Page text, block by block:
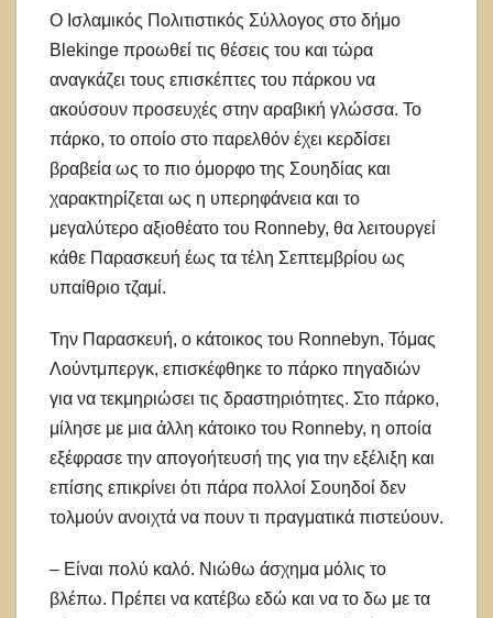
Ο Ισλαμικός Πολιτιστικός Σύλλογος στο δήμο
Blekinge προωθεί τις θέσεις του και τώρα
αναγκάζει τους επισκέπτες του πάρκου να
ακούσουν προσευχές στην αραβική γλώσσα. Το
πάρκο, το οποίο στο παρελθόν έχει κερδίσει
βραβεία ως το πιο όμορφο της Σουηδίας και
χαρακτηρίζεται ως η υπερηφάνεια και το
μεγαλύτερο αξιοθέατο του Ronneby, θα λειτουργεί
κάθε Παρασκευή έως τα τέλη Σεπτεμβρίου ως
υπαίθριο τζαμί.
Την Παρασκευή, ο κάτοικος του Ronnebyn, Τόμας
Λούντμπεργκ, επισκέφθηκε το πάρκο πηγαδιών
για να τεκμηριώσει τις δραστηριότητες. Στο πάρκο,
μίλησε με μια άλλη κάτοικο του Ronneby, η οποία
εξέφρασε την απογοήτευσή της για την εξέλιξη και
επίσης επικρίνει ότι πάρα πολλοί Σουηδοί δεν
τολμούν ανοιχτά να πουν τι πραγματικά πιστεύουν.
– Είναι πολύ καλό. Νιώθω άσχημα μόλις το
βλέπω. Πρέπει να κατέβω εδώ και να το δω με τα